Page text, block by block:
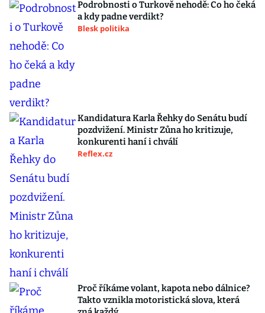
Podrobnosti o Turkově nehodě: Co ho čeká
a kdy padne verdikt?
Blesk politika
Kandidatura Karla Řehky do Senátu budí
pozdvižení. Ministr Zůna ho kritizuje,
konkurenti haní i chválí
Reflex.cz
Proč říkáme volant, kapota nebo dálnice?
Takto vznikla motoristická slova, která